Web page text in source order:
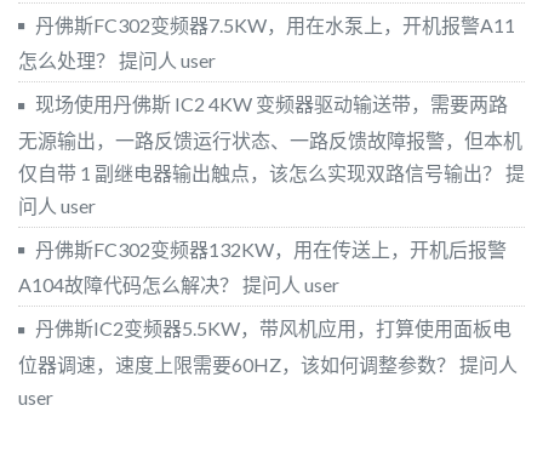
丹佛斯FC302变频器7.5KW，用在水泵上，开机报警A11
怎么处理？ 提问人 user
现场使用丹佛斯 IC2 4KW 变频器驱动输送带，需要两路
无源输出，一路反馈运行状态、一路反馈故障报警，但本机
仅自带 1 副继电器输出触点，该怎么实现双路信号输出？ 提
问人 user
丹佛斯FC302变频器132KW，用在传送上，开机后报警
A104故障代码怎么解决？ 提问人 user
丹佛斯IC2变频器5.5KW，带风机应用，打算使用面板电
位器调速，速度上限需要60HZ，该如何调整参数？ 提问人
user